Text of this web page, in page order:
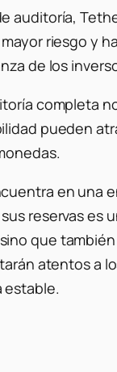
auditoría,
riesgo y
de los
completa
pueden
en una
reservas es
que
atentos a
estable.